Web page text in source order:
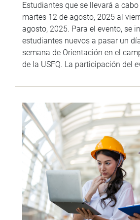
Estudiantes que se llevará a cabo
martes 12 de agosto, 2025 al
agosto, 2025. Para el evento, se
estudiantes nuevos a pasar un
semana de Orientación en el
de la USFQ. La participación del